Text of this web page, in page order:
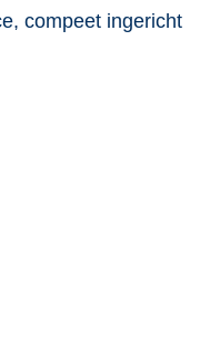
compeet ingericht